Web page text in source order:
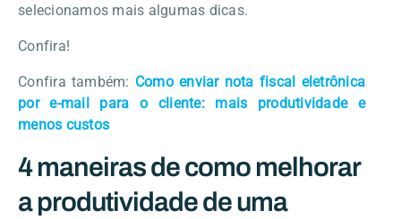
selecionamos mais algumas dicas.
Confira!
Confira também: Como enviar nota fiscal eletrônica
por e-mail para o cliente: mais produtividade e
menos custos
4 maneiras de como melhorar
a produtividade de uma